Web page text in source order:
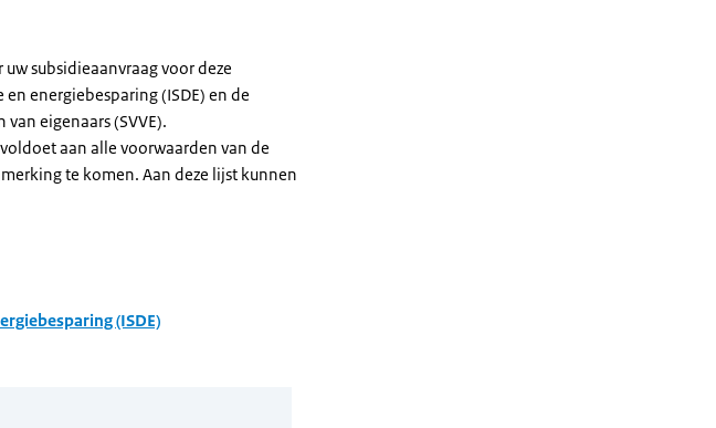
subsidieaanvraag voor deze
energiebesparing (ISDE) en de
eigenaars (SVVE).
aan alle voorwaarden van de
te komen. Aan deze lijst kunnen
(ISDE)